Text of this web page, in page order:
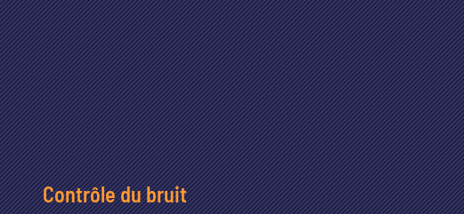
Contrôle du bruit